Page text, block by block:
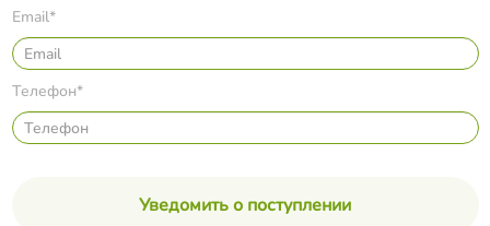
Email*
Телефон*
Уведомить о поступлении